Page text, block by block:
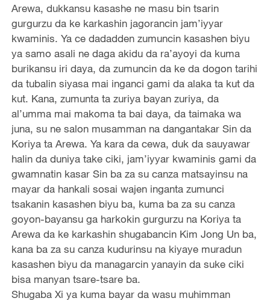
Arewa, dukkansu kasashe ne masu bin tsarin
gurgurzu da ke karkashin jagorancin jam’iyyar
kwaminis. Ya ce dadadden zumuncin kasashen biyu
ya samo asali ne daga akidu da ra’ayoyi da kuma
burikansu iri daya, da zumuncin da ke da dogon tarihi
da tubalin siyasa mai inganci gami da alaka ta kut da
kut. Kana, zumunta ta zuriya bayan zuriya, da
al’umma mai makoma ta bai daya, da taimaka wa
juna, su ne salon musamman na dangantakar Sin da
Koriya ta Arewa. Ya kara da cewa, duk da sauyawar
halin da duniya take ciki, jam’iyyar kwaminis gami da
gwamnatin kasar Sin ba za su canza matsayinsu na
mayar da hankali sosai wajen inganta zumunci
tsakanin kasashen biyu ba, kuma ba za su canza
goyon-bayansu ga harkokin gurgurzu na Koriya ta
Arewa da ke karkashin shugabancin Kim Jong Un ba,
kana ba za su canza kudurinsu na kiyaye muradun
kasashen biyu da managarcin yanayin da suke ciki
bisa manyan tsare-tsare ba.
Shugaba Xi ya kuma bayar da wasu muhimman